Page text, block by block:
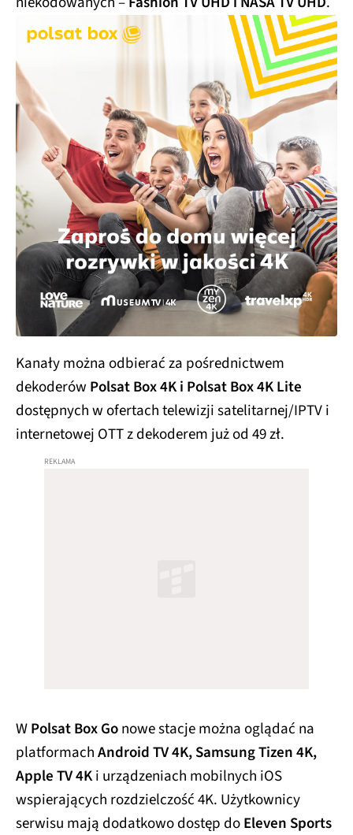
Kanały można odbierać za pośrednictwem
dekoderów Polsat Box 4K i Polsat Box 4K Lite
dostępnych w ofertach telewizji satelitarnej/IPTV i
internetowej OTT z dekoderem już od 49 zł.
WPolsat Box Gonowe stacje można oglądać na
platformachAndroid TV 4K, Samsung Tizen 4K,
Apple TV 4Ki urządzeniach mobilnych iOS
wspierających rozdzielczość 4K. Użytkownicy
serwisu mają dodatkowo dostęp doEleven Sports